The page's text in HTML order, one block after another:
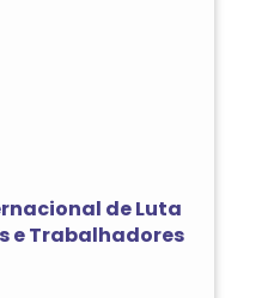
de Luta
e Trabalhadores